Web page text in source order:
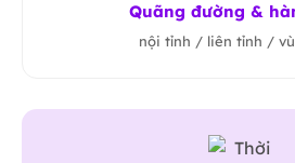
Quãng đường &
nội tỉnh / liên tỉnh /